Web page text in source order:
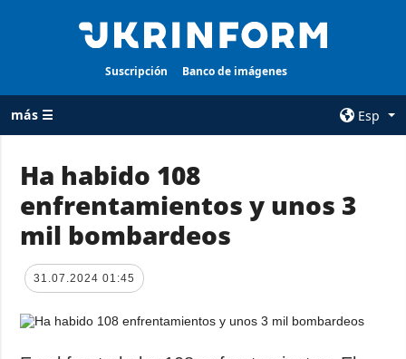
Suscripción Banco de imágenes
más ☰
Esp
TODAS LAS
CATEGORÍAS
Guerra
Reconstrucción
Política
AGENCIA
Ha habido 108
enfrentamientos y unos 3
mil bombardeos
31.07.2024 01:45